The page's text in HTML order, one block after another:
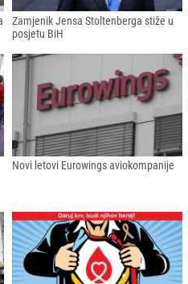
Zamjenik Jensa Stoltenberga stiže u
posjetu BiH
Novi letovi Eurowings aviokompanije